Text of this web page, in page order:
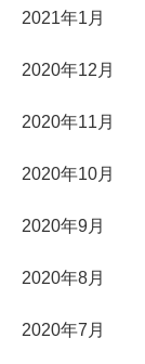
2021年1月
2020年12月
2020年11月
2020年10月
2020年9月
2020年8月
2020年7月